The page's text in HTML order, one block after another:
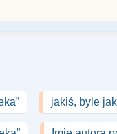
jakiś, byle